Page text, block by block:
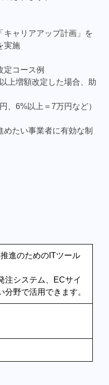
キャリアアップ計画」を
実施
コース例
上増額改定した場合、助
、6%以上＝7万円など）
たい事業者に有効な制
進のためのITツール
注システム、ECサイ
分野で活用できます。